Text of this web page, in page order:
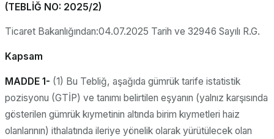
(TEBLİĞ NO: 2025/2)
Ticaret Bakanlığından:04.07.2025 Tarih ve 32946 Sayılı R.G.
Kapsam
MADDE 1- (1) Bu Tebliğ, aşağıda gümrük tarife istatistik
pozisyonu (GTİP) ve tanımı belirtilen eşyanın (yalnız karşısında
gösterilen gümrük kıymetinin altında birim kıymetleri haiz
olanlarının) ithalatında ileriye yönelik olarak yürütülecek olan